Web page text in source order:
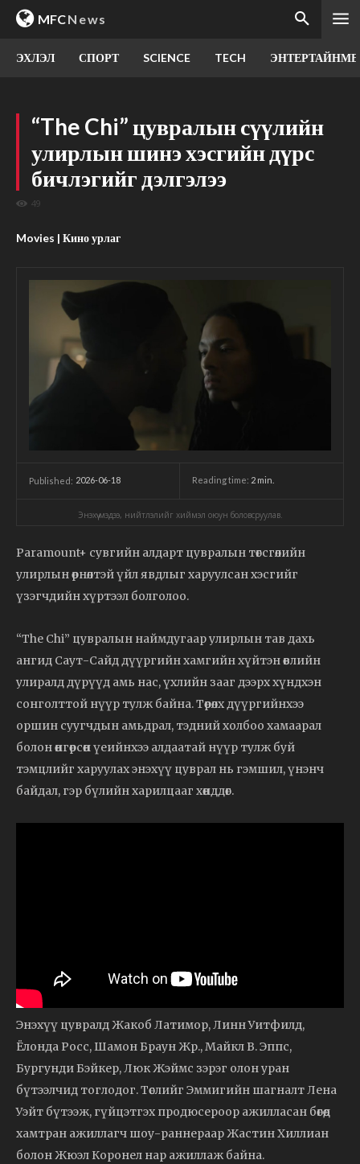
MFCNews
ЭХЛЭЛ СПОРТ SCIENCE TECH
“The Chi” цувралын сүүлийн
улирлын шинэ хэсгийн дүрс
бичлэгийг дэлгэлээ
49
Movies | Кино урлаг
Published: 2026-06-18 Reading time: 2 min.
Энэхүү мэдээ, нийтлэлийг хиймэл оюун боловсруулав.
Paramount+ сувгийн алдарт цувралын төгсгөлийн
улирлын өрнөлтэй үйл явдлыг харуулсан хэсгийг
үзэгчдийн хүртээл болголоо.
“The Chi” цувралын наймдугаар улирлын тав дахь
ангид Саут-Сайд дүүргийн хамгийн хүйтэн өвлийн
улиралд дүрүүд амь нас, үхлийн зааг дээрх хүндхэн
сонголттой нүүр тулж байна. Төрөлх дүүргийнхээ
оршин суугчдын амьдрал, тэдний холбоо хамаарал
болон өнгөрсөн үеийнхээ алдаатай нүүр тулж буй
тэмцлийг харуулах энэхүү цуврал нь гэмшил, үнэнч
байдал, гэр бүлийн харилцааг хөнддөг.
Энэхүү цувралд Жакоб Латимор, Линн Уитфилд,
Ёлонда Росс, Шамон Браун Жр., Майкл В. Эппс,
Бургунди Бэйкер, Люк Жэймс зэрэг олон уран
бүтээлчид тоглодог. Төслийг Эммигийн шагналт Лена
Уэйт бүтээж, гүйцэтгэх продюсероор ажилласан бөгөөд
хамтран ажиллагч шоу-раннераар Жастин Хиллиан
болон Жюэл Коронел нар ажиллаж байна.